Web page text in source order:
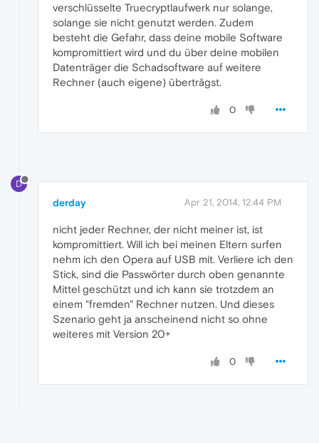
verschlüsselte Truecryptlaufwerk nur solange,
solange sie nicht genutzt werden. Zudem
besteht die Gefahr, dass deine mobile Software
kompromittiert wird und du über deine mobilen
Datenträger die Schadsoftware auf weitere
Rechner (auch eigene) überträgst.
0
D
derday Apr 21, 2014, 12:44 PM
nicht jeder Rechner, der nicht meiner ist, ist
kompromittiert. Will ich bei meinen Eltern surfen
nehm ich den Opera auf USB mit. Verliere ich den
Stick, sind die Passwörter durch oben genannte
Mittel geschützt und ich kann sie trotzdem an
einem "fremden" Rechner nutzen. Und dieses
Szenario geht ja anscheinend nicht so ohne
weiteres mit Version 20+
0